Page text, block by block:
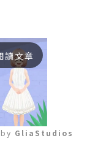
讀文章
GliaStudios